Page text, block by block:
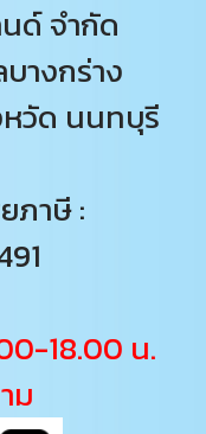
ด์ จำกัด
างกร่าง
วัด นนทบุรี
ภาษี :
18.00 น.
ม